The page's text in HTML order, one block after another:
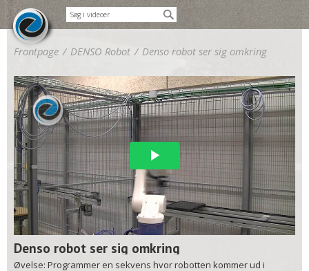
Frontpage / DENSO Robot / Denso robot ser sig omkring
Denso robot ser sig omkring
Øvelse: Programmer en sekvens hvor robotten kommer ud i